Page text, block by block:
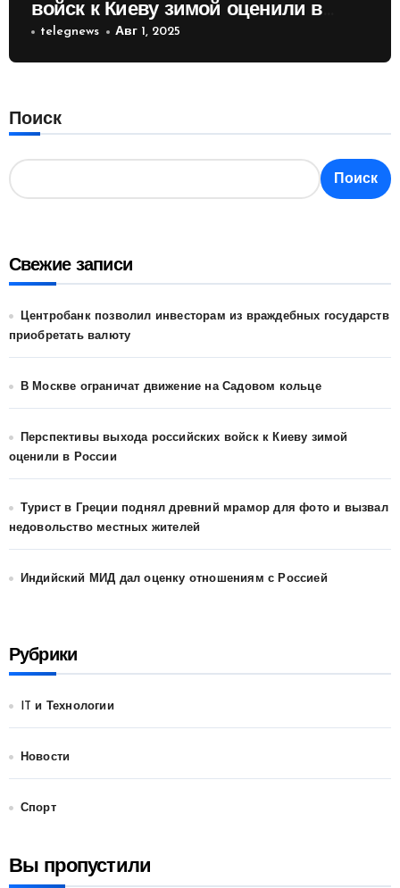
войск к Киеву зимой оценили в
России
telegnews Авг 1, 2025
Поиск
Поиск
Свежие записи
Центробанк позволил инвесторам из враждебных государств
приобретать валюту
В Москве ограничат движение на Садовом кольце
Перспективы выхода российских войск к Киеву зимой
оценили в России
Турист в Греции поднял древний мрамор для фото и вызвал
недовольство местных жителей
Индийский МИД дал оценку отношениям с Россией
Рубрики
IT и Технологии
Новости
Спорт
Вы пропустили